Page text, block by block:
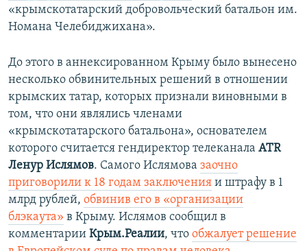
«крымскотатарский добровольческий батальон им.
Номана Челебиджихана».
До этого в аннексированном Крыму было вынесено
несколько обвинительных решений в отношении
крымских татар, которых признали виновными в
том, что они являлись членами
«крымскотатарского батальона», основателем
которого считается гендиректор телеканала ATR
Ленур Ислямов. Самого Ислямова заочно
приговорили к 18 годам заключения и штрафу в 1
млрд рублей, обвинив его в «организации
блэкаута» в Крыму. Ислямов сообщил в
комментарии Крым.Реалии, что обжалует решение